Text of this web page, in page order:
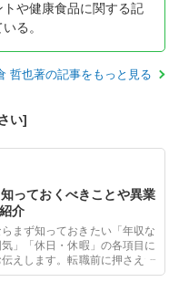
や健康食品に関する記
る。
哲也著の記事をもっと見る
い]
っておくべきことや異業
介
まず知っておきたい「年収な
」「休日・休暇」の各項目に
えします。転職前に押さえた
しないための情報を掲載しま